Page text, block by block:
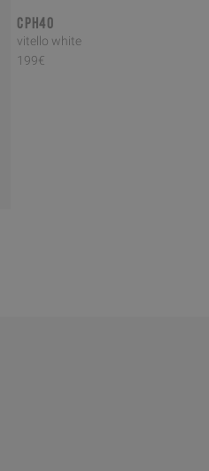
CPH40
vitello white
199€